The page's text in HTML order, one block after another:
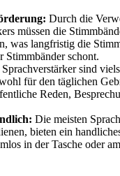
Durch die
müssen die
was langfristig die
Stimmbänder schont.
Sprachverstärker sind
für den täglichen
Reden,
Die meisten
bieten ein
in der Tasche oder